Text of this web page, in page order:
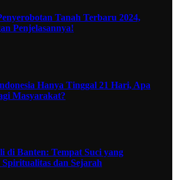
Tanah Terbaru 2024,
Penjelasannya!
Hanya Tinggal 21 Hari, Apa
Masyarakat?
di Banten: Tempat Suci yang
dan Sejarah